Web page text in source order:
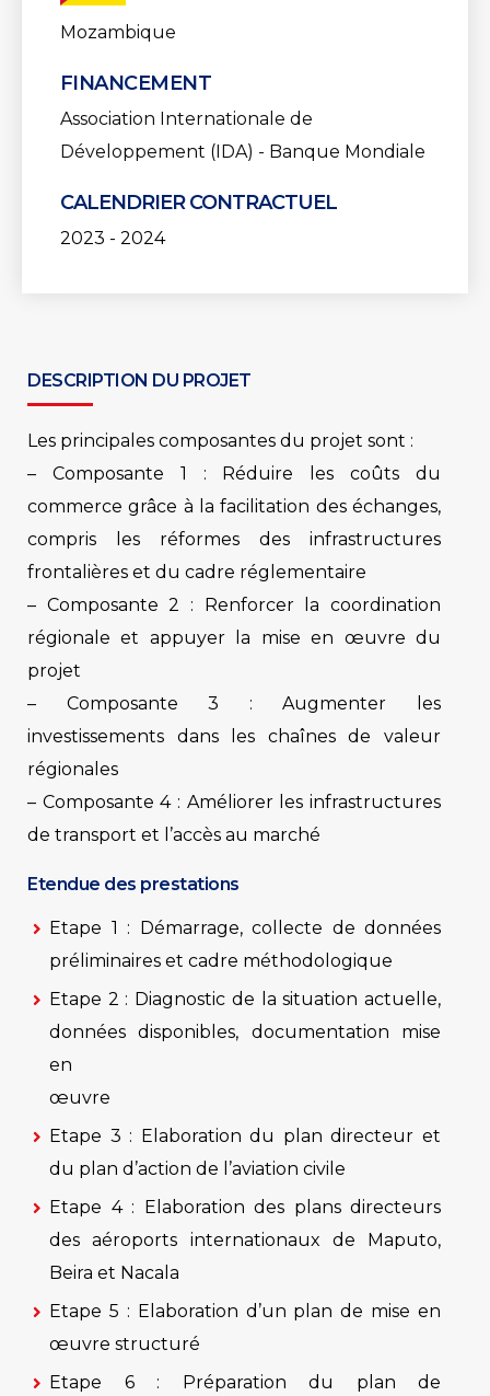
Mozambique
FINANCEMENT
Association Internationale de
Développement (IDA) - Banque Mondiale
CALENDRIER CONTRACTUEL
2023 - 2024
DESCRIPTION DU PROJET
Les principales composantes du projet sont :
– Composante 1 : Réduire les coûts du
commerce grâce à la facilitation des échanges,
compris les réformes des infrastructures
frontalières et du cadre réglementaire
– Composante 2 : Renforcer la coordination
régionale et appuyer la mise en œuvre du
projet
– Composante 3 : Augmenter les
investissements dans les chaînes de valeur
régionales
– Composante 4 : Améliorer les infrastructures
de transport et l’accès au marché
Etendue des prestations
Etape 1 : Démarrage, collecte de données
préliminaires et cadre méthodologique
Etape 2 : Diagnostic de la situation actuelle,
données disponibles, documentation mise
en
œuvre
Etape 3 : Elaboration du plan directeur et
du plan d’action de l’aviation civile
Etape 4 : Elaboration des plans directeurs
des aéroports internationaux de Maputo,
Beira et Nacala
Etape 5 : Elaboration d’un plan de mise en
œuvre structuré
Etape 6 : Préparation du plan de